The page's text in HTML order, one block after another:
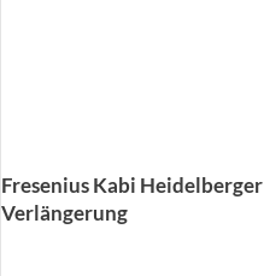
Fresenius Kabi Heidelberger
Verlängerung